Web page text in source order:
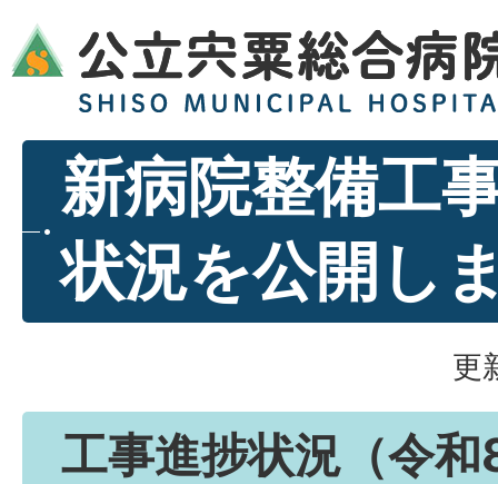
新病院整備工
状況を公開し
更
工事進捗状況（令